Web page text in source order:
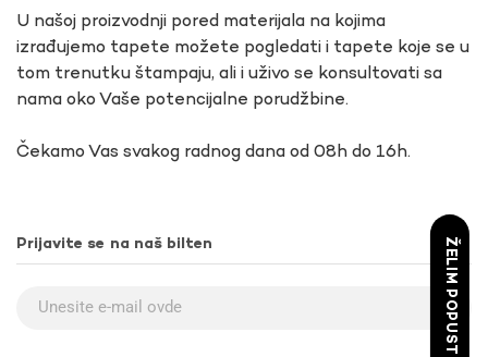
U našoj proizvodnji pored materijala na kojima
izrađujemo tapete možete pogledati i tapete koje se u
tom trenutku štampaju, ali i uživo se konsultovati sa
nama oko Vaše potencijalne porudžbine.
Čekamo Vas svakog radnog dana od 08h do 16h.
Prijavite se na naš bilten ŽELIM POPUST